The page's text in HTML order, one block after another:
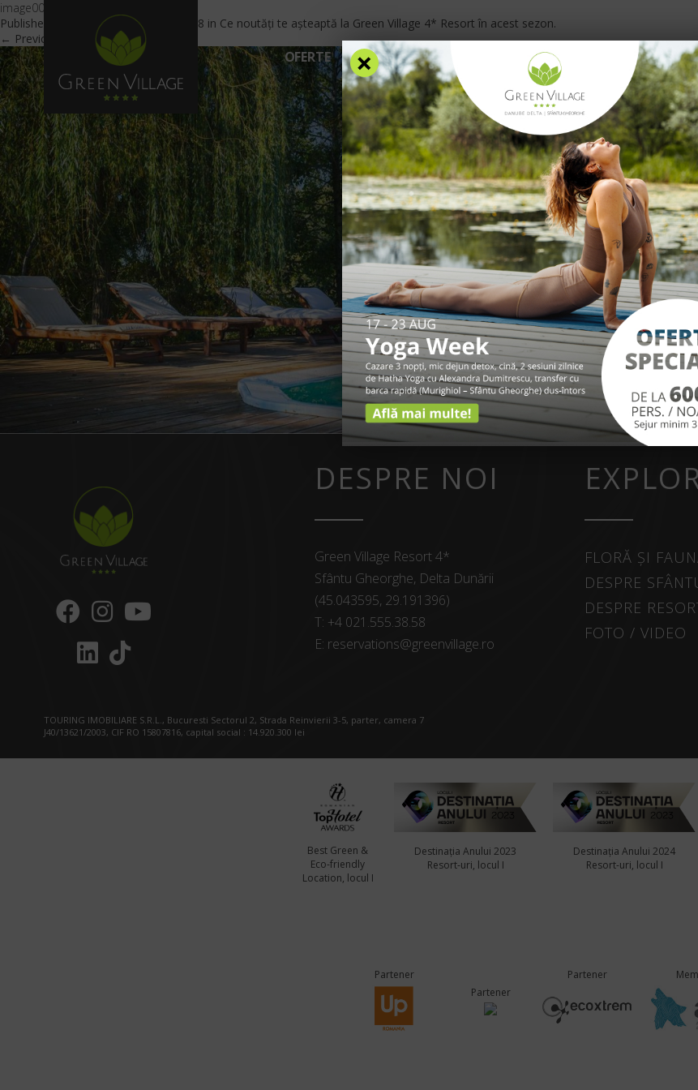
OFERTE CAZARE FACILITĂȚI EXPERIENȚE TARIFE INFO
image00008
Published
March 25, 2021at 840 × 478 in Ce noutăți te așteaptă la Green Village 4* Resort în acest sezon.
← Previous
DESPRE NOI
Green Village Resort 4*
Sfântu Gheorghe, Delta Dunării
(45.043595, 29.191396)
T: +4 021.555.38.58
E: reservations@greenvillage.ro
FLORĂ ȘI
DESPRE
DESPRE
FOTO / VIDEO
TOURING IMOBILIARE S.R.L., Bucuresti Sectorul 2, Strada Reinvierii 3-5, parter, camera 7
J40/13621/2003, CIF RO 15807816, capital social : 14.920.300 lei
Best Green &
Eco-friendly
Location, locul I
Destinația Anului 2023
Resort-uri, locul I
Destinația Anului 2024
Resort-uri, locul I
Partener
Partener
Partener
×